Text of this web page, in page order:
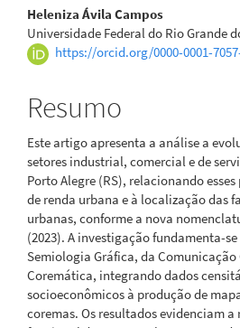
Heleniza Ávila Campos
Universidade Federal do Rio Grande
https://orcid.org/0000-0001-
Resumo
Este artigo apresenta a análise a
setores industrial, comercial e de
Porto Alegre (RS), relacionando
de renda urbana e à localização das
urbanas, conforme a nova
(2023). A investigação fundamenta-
Semiologia Gráfica, da
Coremática, integrando dados
socioeconômicos à produção de
coremas. Os resultados evidenciam